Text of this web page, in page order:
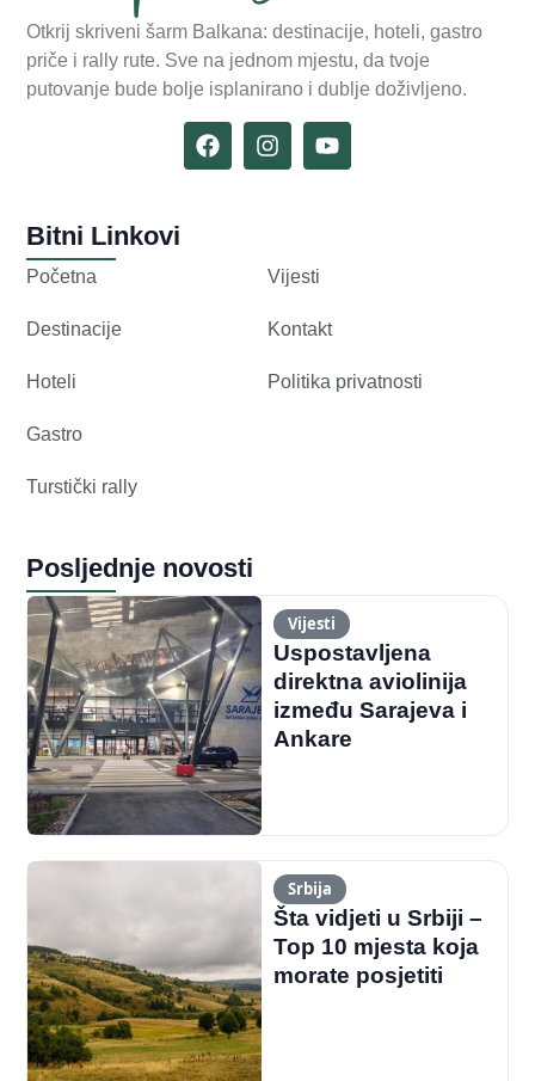
Otkrij skriveni šarm Balkana: destinacije, hoteli, gastro
priče i rally rute. Sve na jednom mjestu, da tvoje
putovanje bude bolje isplanirano i dublje doživljeno.
Bitni Linkovi
Početna
Destinacije
Hoteli
Gastro
Turstički rally
Vijesti
Kontakt
Politika privatnosti
Posljednje novosti
Vijesti
Uspostavljena
direktna aviolinija
između Sarajeva i
Ankare
Srbija
Šta vidjeti u Srbiji –
Top 10 mjesta koja
morate posjetiti